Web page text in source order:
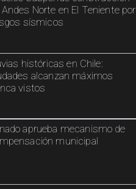
Andes Norte en El Teniente por
sísmicos
históricas en Chile:
alcanzan máximos
vistos
aprueba mecanismo de
municipal